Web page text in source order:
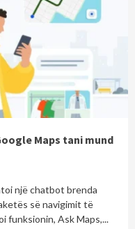
Maps tani mund
një chatbot brenda
së navigimit të
funksionin, Ask Maps,...